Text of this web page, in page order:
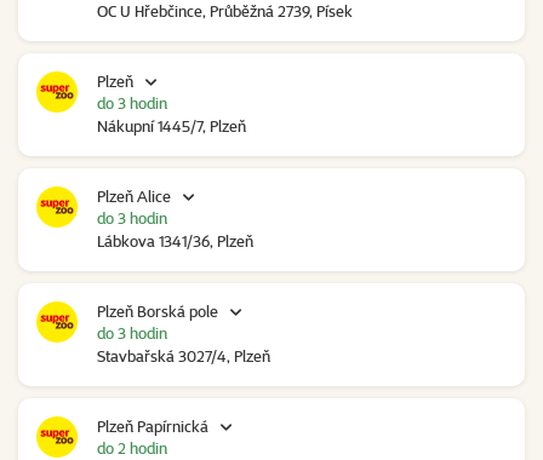
OC U Hřebčince, Průběžná 2739, Písek
Plzeň
Nákupní 1445/7, Plzeň
do 3 hodin
Plzeň Alice
Lábkova 1341/36, Plzeň
do 3 hodin
Plzeň Borská pole
Stavbařská 3027/4, Plzeň
do 3 hodin
Plzeň Papírnická
do 2 hodin